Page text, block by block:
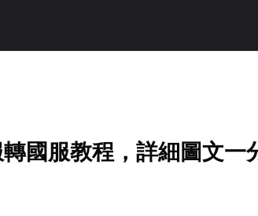
轉國服教程，詳細圖文一